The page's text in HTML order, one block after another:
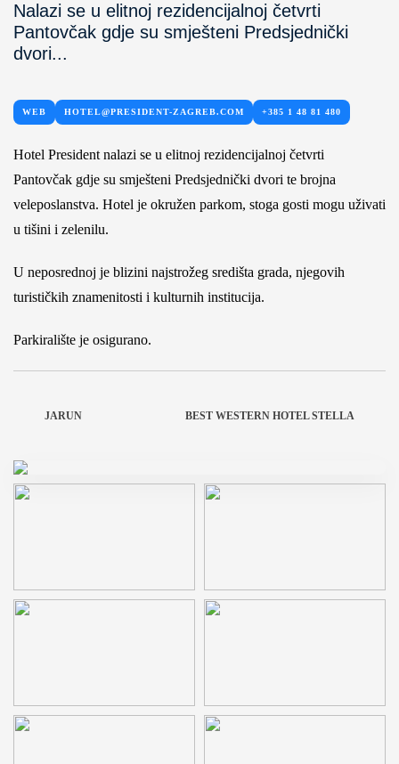
Nalazi se u elitnoj rezidencijalnoj četvrti
Pantovčak gdje su smješteni Predsjednički
dvori...
WEB HOTEL@PRESIDENT-ZAGREB.COM +385 1 48 81 480
Hotel President nalazi se u elitnoj rezidencijalnoj četvrti
Pantovčak gdje su smješteni Predsjednički dvori te brojna
veleposlanstva. Hotel je okružen parkom, stoga gosti mogu uživati
u tišini i zelenilu.
U neposrednoj je blizini najstrožeg središta grada, njegovih
turističkih znamenitosti i kulturnih institucija.
Parkiralište je osigurano.
JARUN BEST WESTERN HOTEL STELLA